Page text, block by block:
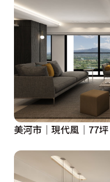
美河市│現代風│77坪